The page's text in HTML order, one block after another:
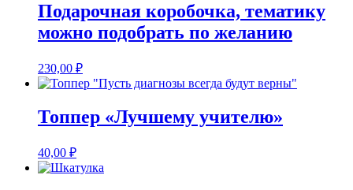
Подарочная коробочка, тематику
можно подобрать по желанию
230,00 ₽
Топпер «Лучшему учителю»
40,00 ₽